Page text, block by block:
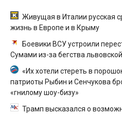
Живущая в Италии русская
жизнь в Европе и в Крыму
Боевики ВСУ устроили
Сумами из-за бегства
«Их хотели стереть в
патриоты Рыбин и Сенчукова
«гнилому шоу-бизу»
Трамп высказался о